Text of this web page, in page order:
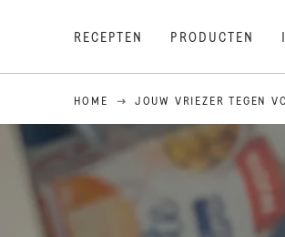
RECEPTEN PRODUCTEN
HOME JOUW VRIEZER TEGEN